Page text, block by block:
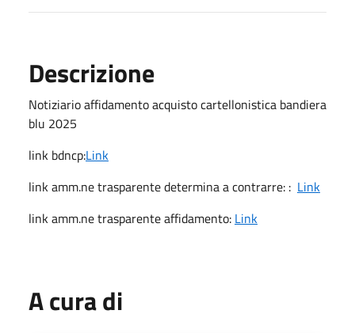
Descrizione
Notiziario affidamento acquisto cartellonistica bandiera
blu 2025
link bdncp:Link
link amm.ne trasparente determina a contrarre: : Link
link amm.ne trasparente affidamento: Link
A cura di